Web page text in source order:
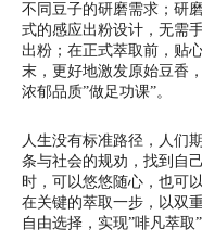
不同豆子的研磨需求；研
式的感应出粉设计，无需
出粉；在正式萃取前，贴
末，更好地激发原始豆香
浓郁品质”做足功课”。
人生没有标准路径，人们
条与社会的规劝，找到自
时，可以悠悠随心，也可
在关键的萃取一步，以双
自由选择，实现”啡凡萃取”